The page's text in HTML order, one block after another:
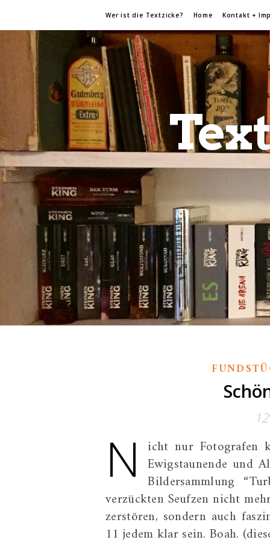
Wer ist die Textzicke? Home Kontakt +
N icht nur Fotografen
Ewigstaunende und
Bildersammlung
verzückten Seufzen nicht
zerstören, sondern auch
11 jedem klar sein. Boah.